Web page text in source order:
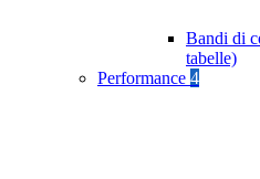
Bandi di
tabelle)
Performance 4